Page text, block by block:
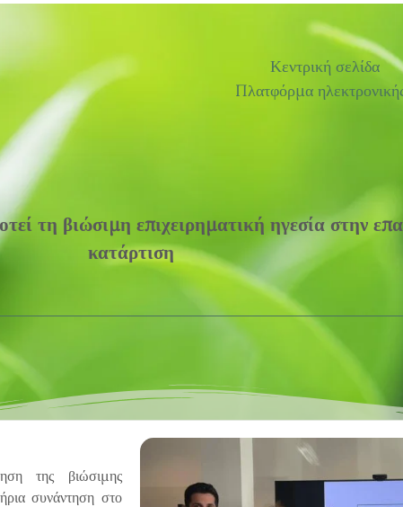
Κεντρική σελίδα
Πλατφόρμα
τη βιώσιμη επιχειρηματική ηγεσία στην
κατάρτιση
της βιώσιμης
συνάντηση στο